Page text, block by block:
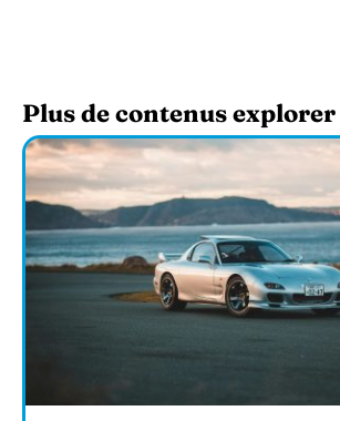
Plus de contenus explorer